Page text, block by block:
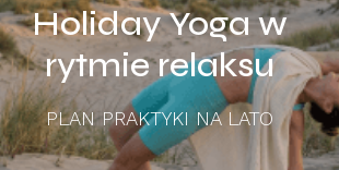
Holiday Yoga w
rytmie relaksu
PLAN PRAKTYKI NA LATO